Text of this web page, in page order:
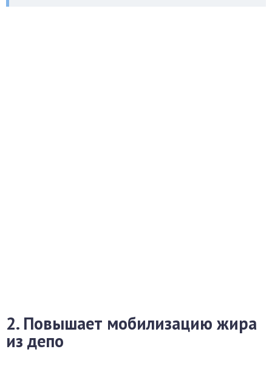
2. Повышает мобилизацию жира
из депо